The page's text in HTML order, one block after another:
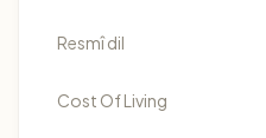
Resmî dil
Cost Of Living